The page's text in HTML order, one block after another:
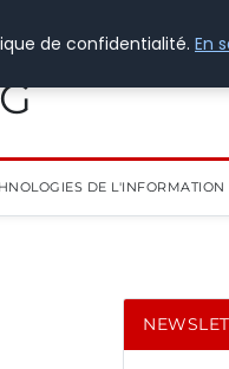
DE L'INFORMATION
de confidentialité. En